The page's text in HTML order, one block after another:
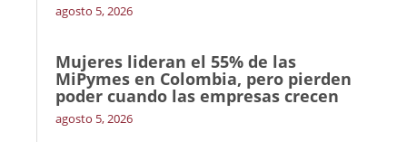
agosto 5, 2026
Mujeres lideran el 55% de las
MiPymes en Colombia, pero pierden
poder cuando las empresas crecen
agosto 5, 2026